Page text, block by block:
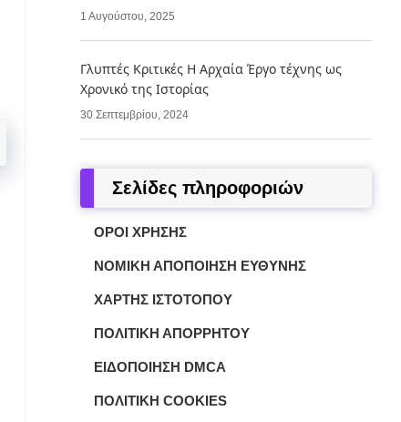
1 Αυγούστου, 2025
Γλυπτές Κριτικές Η Αρχαία Έργο τέχνης ως
Χρονικό της Ιστορίας
30 Σεπτεμβρίου, 2024
Σελίδες πληροφοριών
ΌΡΟΙ ΧΡΉΣΗΣ
ΝΟΜΙΚΉ ΑΠΟΠΟΊΗΣΗ ΕΥΘΎΝΗΣ
ΧΆΡΤΗΣ ΙΣΤΌΤΟΠΟΥ
ΠΟΛΙΤΙΚΉ ΑΠΟΡΡΉΤΟΥ
ΕΙΔΟΠΟΊΗΣΗ DMCA
ΠΟΛΙΤΙΚΉ COOKIES